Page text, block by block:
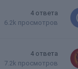
4 ответа
6.2k просмотров
4 ответа
7.2k просмотров